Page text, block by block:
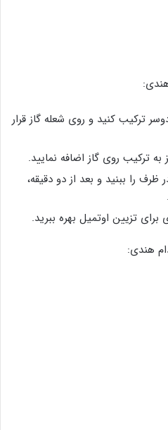
ترکیب کنید و روی شعله گاز قرار
ترکیب روی گاز اضافه نمایید.
ظرف را ببنید و بعد از دو دقیقه،
برای تزیین اوتمیل بهره ببرید.
هندی: